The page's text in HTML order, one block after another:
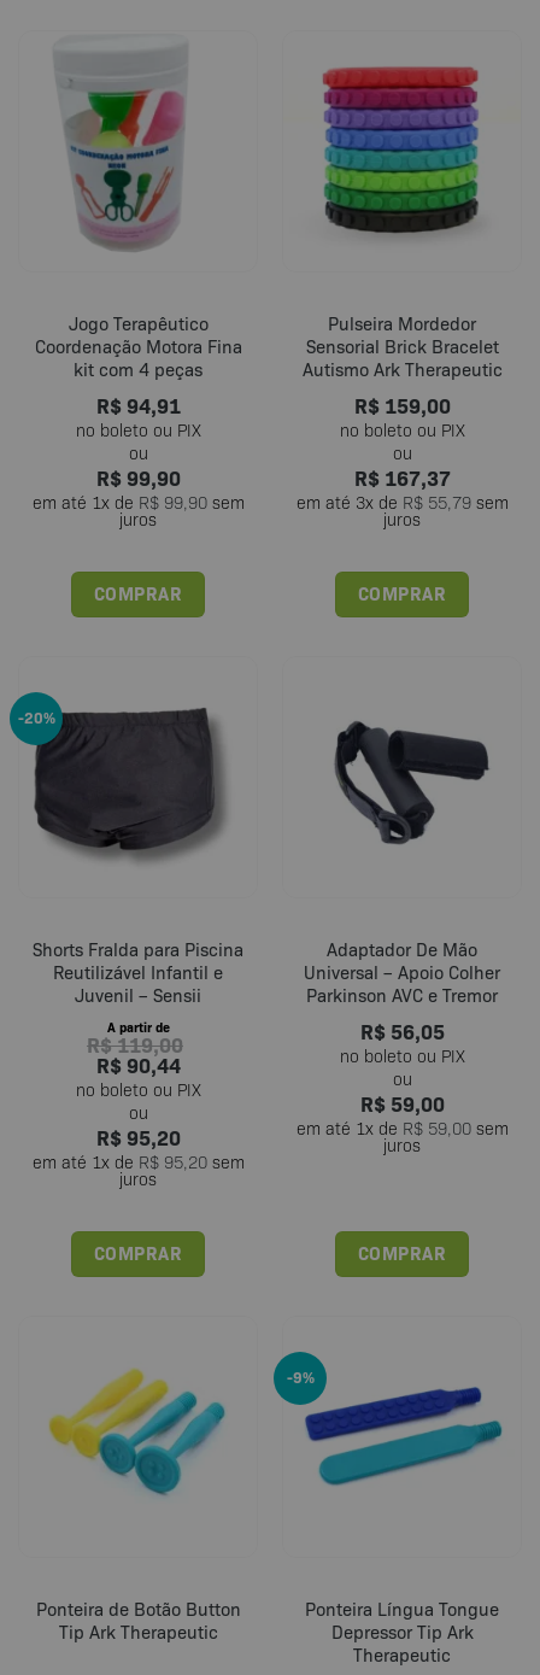
Jogo Terapêutico
Coordenação Motora Fina
kit com 4 peças
R$94,91
R$99,90
em até 1x de R$99,90sem
juros
COMPRAR
Pulseira Mordedor
Sensorial Brick Bracelet
Autismo Ark Therapeutic
R$159,00
R$167,37
em até 3x de R$55,79sem
juros
COMPRAR
Este
opções
podem
ser
escolhidas
produto
-20%
Shorts Fralda para Piscina
Reutilizável Infantil e
Juvenil – Sensii
A partir de
R$119,00
R$90,44
R$95,20
em até 1x de R$95,20sem
juros
COMPRAR
Este
variantes.
As
opções
podem
ser
produto
Adaptador De Mão
Universal – Apoio Colher
Parkinson AVC e Tremor
R$56,05
R$59,00
em até 1x de R$59,00sem
juros
COMPRAR
Ponteira de Botão Button
Tip Ark Therapeutic
-9%
Ponteira Língua Tongue
Depressor Tip Ark
Therapeutic